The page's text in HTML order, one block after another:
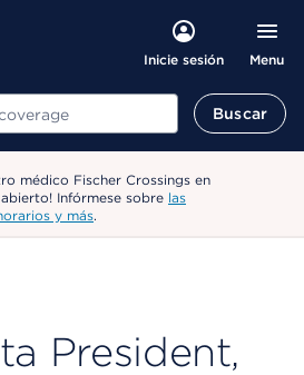
Inicie sesión Menu
Buscar
médico Fischer Crossings en
Infórmese sobre las
y más.
President,